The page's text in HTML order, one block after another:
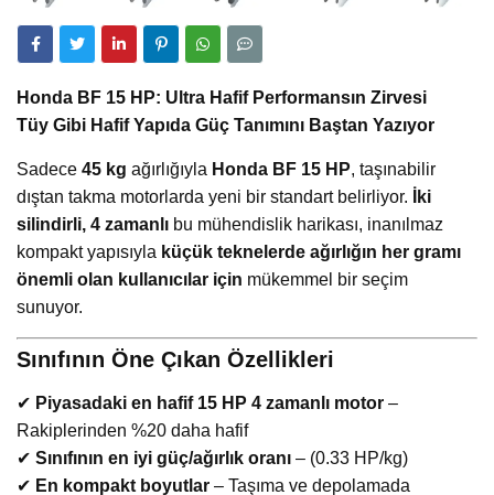
Honda BF 15 HP: Ultra Hafif Performansın Zirvesi
Tüy Gibi Hafif Yapıda Güç Tanımını Baştan Yazıyor
Sadece 45 kg ağırlığıyla Honda BF 15 HP, taşınabilir
dıştan takma motorlarda yeni bir standart belirliyor.
İki
silindirli, 4 zamanlı bu mühendislik harikası, inanılmaz
kompakt yapısıyla küçük teknelerde ağırlığın her gramı
önemli olan kullanıcılar için mükemmel bir seçim
sunuyor.
Sınıfının Öne Çıkan Özellikleri
✔ Piyasadaki en hafif 15 HP 4 zamanlı motor –
Rakiplerinden %20 daha hafif
✔ Sınıfının en iyi güç/ağırlık oranı – (0.33 HP/kg)
✔ En kompakt boyutlar – Taşıma ve depolamada